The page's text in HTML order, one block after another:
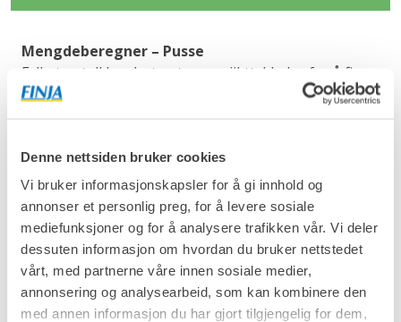
Denne nettsiden bruker cookies
Vi bruker informasjonskapsler for å gi innhold og
annonser et personlig preg, for å levere sosiale
mediefunksjoner og for å analysere trafikken vår. Vi deler
dessuten informasjon om hvordan du bruker nettstedet
vårt, med partnerne våre innen sosiale medier,
annonsering og analysearbeid, som kan kombinere den
med annen informasjon du har gjort tilgjengelig for dem,
Mengdeberegner – Pusse
Fyll ut antall kvadratmeter og sjikttykkelse for å finne
ut hvor mange sekker du trenger til prosjektet ditt.
"Legg i handlekurv".
Antall kvadratmeter
m2
Sjikttykkelse
mm